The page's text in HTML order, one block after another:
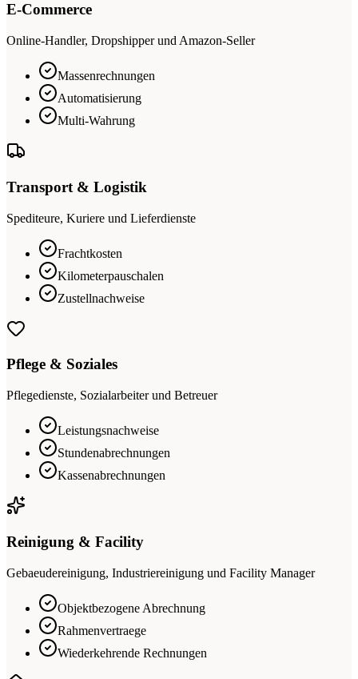
E-Commerce
Online-Handler, Dropshipper und Amazon-Seller
Massenrechnungen
Automatisierung
Multi-Wahrung
Transport & Logistik
Spediteure, Kuriere und Lieferdienste
Frachtkosten
Kilometerpauschalen
Zustellnachweise
Pflege & Soziales
Pflegedienste, Sozialarbeiter und Betreuer
Leistungsnachweise
Stundenabrechnungen
Kassenabrechnungen
Reinigung & Facility
Gebaeudereinigung, Industriereinigung und Facility Manager
Objektbezogene Abrechnung
Rahmenvertraege
Wiederkehrende Rechnungen